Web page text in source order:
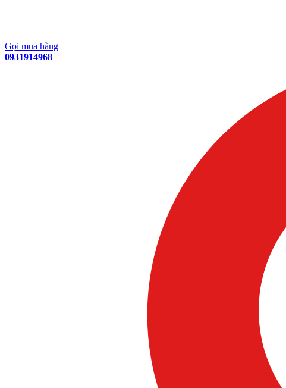
Gọi mua hàng
0931914968